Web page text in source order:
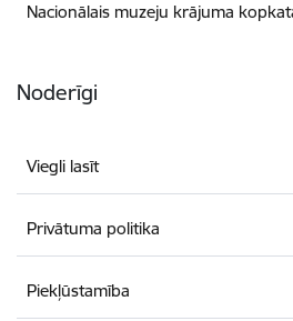
Nacionālais muzeju krājuma
Noderīgi
Viegli lasīt
Privātuma politika
Piekļūstamība